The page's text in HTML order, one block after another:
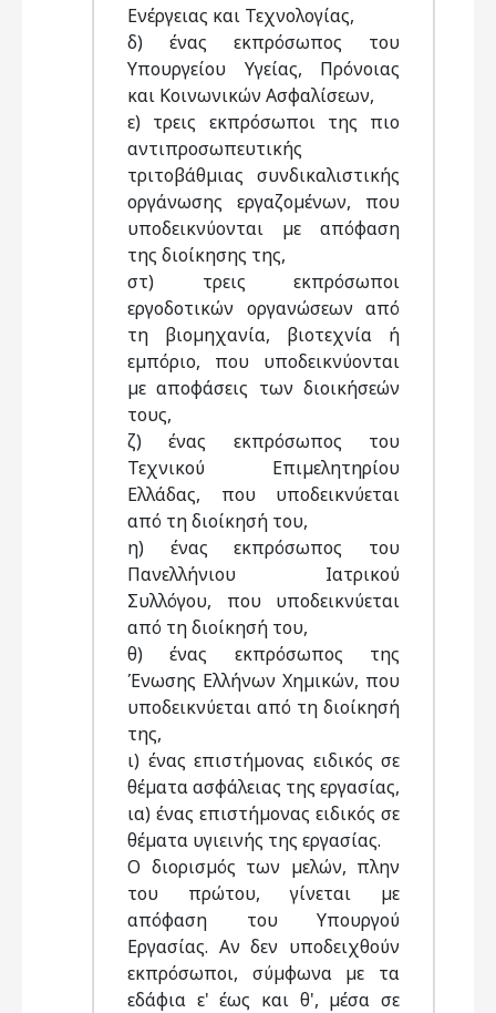
Ενέργειας και Τεχνολογίας,
δ) ένας εκπρόσωπος του
Υπουργείου Υγείας, Πρόνοιας
και Κοινωνικών Ασφαλίσεων,
ε) τρεις εκπρόσωποι της πιο
αντιπροσωπευτικής
τριτοβάθµιας συνδικαλιστικής
οργάνωσης εργαζοµένων, που
υποδεικνύονται µε απόφαση
της διοίκησης της,
στ) τρεις εκπρόσωποι
εργοδοτικών οργανώσεων από
τη βιοµηχανία, βιοτεχνία ή
εµπόριο, που υποδεικνύονται
µε αποφάσεις των διοικήσεών
τους,
ζ) ένας εκπρόσωπος του
Τεχνικού Επιµελητηρίου
Ελλάδας, που υποδεικνύεται
από τη διοίκησή του,
η) ένας εκπρόσωπος του
Πανελλήνιου Ιατρικού
Συλλόγου, που υποδεικνύεται
από τη διοίκησή του,
θ) ένας εκπρόσωπος της
Ένωσης Ελλήνων Χηµικών, που
υποδεικνύεται από τη διοίκησή
της,
ι) ένας επιστήµονας ειδικός σε
θέµατα ασφάλειας της εργασίας,
ια) ένας επιστήµονας ειδικός σε
θέµατα υγιεινής της εργασίας.
Ο διορισµός των µελών, πλην
του πρώτου, γίνεται µε
απόφαση του Υπουργού
Εργασίας. Αν δεν υποδειχθούν
εκπρόσωποι, σύµφωνα µε τα
εδάφια ε' έως και θ', µέσα σε